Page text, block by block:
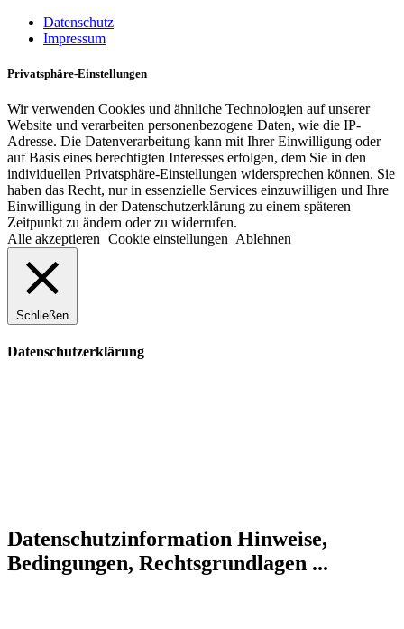
Datenschutz
Impressum
Privatsphäre-Einstellungen
Wir verwenden Cookies und ähnliche Technologien auf unserer
Website und verarbeiten personenbezogene Daten, wie die IP-
Adresse. Die Datenverarbeitung kann mit Ihrer Einwilligung oder
auf Basis eines berechtigten Interesses erfolgen, dem Sie in den
individuellen Privatsphäre-Einstellungen widersprechen können. Sie
haben das Recht, nur in essenzielle Services einzuwilligen und Ihre
Einwilligung in der Datenschutzerklärung zu einem späteren
Zeitpunkt zu ändern oder zu widerrufen.
Alle akzeptieren Cookie einstellungen Ablehnen
Schließen
Datenschutzerklärung
Datenschutzinformation Hinweise,
Bedingungen, Rechtsgrundlagen ...